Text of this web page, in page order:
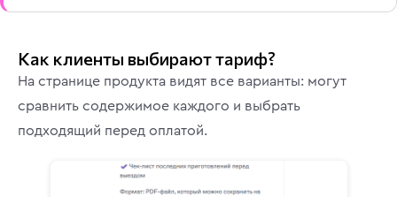
Как клиенты выбирают тариф?
На странице продукта видят все варианты: могут
сравнить содержимое каждого и выбрать
подходящий перед оплатой.